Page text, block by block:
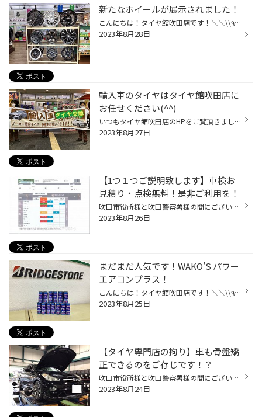
新たなホイールが展示されました！
こんにちは！タイヤ館吹田店です！＼＼\\٩( 'ω' )و //／／ 8月も終わり、9月に突入し秋を迎える訳ですが… 季節の変わり目ですので体調管理には十分お気をつけくださいね！(^O^)／ さて、当店では、新たなホイールが店内に展示されることとなりました！ とても迫力があるホイールですね…∑(ﾟДﾟ) 思わ...
2023年8月28日
輸入車のタイヤはタイヤ館吹田店に
お任せください(^^)
いつもタイヤ館吹田店のHPをご覧頂きましてありがとうございます！ 輸入車にお乗りのお客様！ タイヤ館吹田店では輸入車のタイヤもご準備しておりますよ☆ 輸入車の中には一部メーカーが指定した「承認タイヤ」というものがあります！ タイヤの側面を一度みてください♪側面に刻印されているんですよ(...
2023年8月27日
【1つ１つご説明致します】車検お
見積り・点検無料！是非ご利用を！
吹田市役所様と吹田警察署様の間にございますタイヤ館吹田のホームページをご覧頂き有難うございます(*^^*) 8月も来週で終わりですねぇ。今月はお盆休みでの帰省や山や海にドライブ、ご家族でお買い物等お車使われる機会が皆様多かったのではないかと思います。 そんな私は13日にプロレスを観に行き...
2023年8月26日
まだまだ人気です！WAKO’S パワー
エアコンプラス！
こんにちは！タイヤ館吹田店です！＼＼\\٩( 'ω' )و //／／ いつもタイヤ館吹田店のHPをご覧いただきありがとうございます！ 本日ご紹介させていただきますアイテムは！ そうです(^^♪ 「WAKO'S パワーエアコンプラス！」です!(^^)! 今年も8月が終わりますが…まだまだ強い日差しが続きますね_(:3 」∠)...
2023年8月25日
【タイヤ専門店の拘り】車も骨盤矯
正できるのをご存じです！？
吹田市役所様と吹田警察署様の間にございますタイヤ館吹田のホームページをご覧頂き有難うございます(*^^*) 日頃から重たいタイヤやホイールを持つことが多いからか、体重が重たいからか、否どちらの影響もあると思うのですが、私ヒザや腰の調子がとても悪いです。今は気温も高くてそこまでスゴイ繁...
2023年8月24日